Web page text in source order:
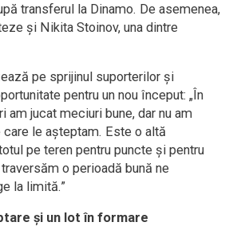
transferul la Dinamo. De asemenea,
și Nikita Stoinov, una dintre
pe sprijinul suporterilor și
pentru un nou început: „În
am jucat meciuri bune, dar nu am
le așteptam. Este o altă
pe teren pentru puncte și pentru
o perioadă bună ne
la limită.”
și un lot în formare